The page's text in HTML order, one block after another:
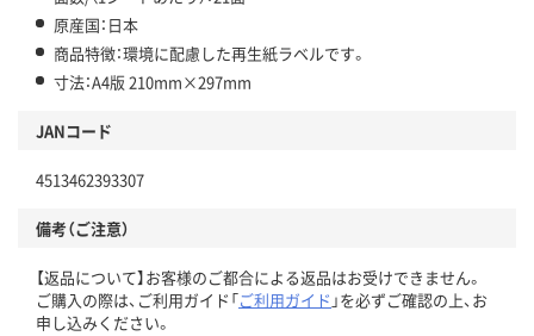
原産国：日本
商品特徴：環境に配慮した再生紙ラベルです。
寸法：A4版 210mm×297mm
JANコード
4513462393307
備考（ご注意）
【返品について】お客様のご都合による返品はお受けできません。
ご購入の際は、ご利用ガイド「ご利用ガイド 」を必ずご確認の上、お
申し込みください。